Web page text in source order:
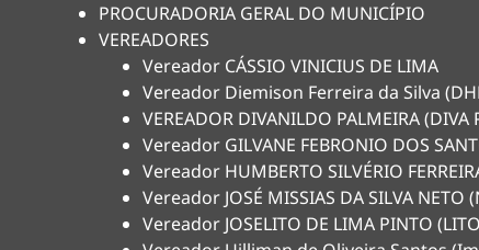
PROCURADORIA GERAL DO MUNICÍPIO
VEREADORES
Vereador CÁSSIO VINICIUS DE LIMA
Vereador Diemison Ferreira da Silva
VEREADOR DIVANILDO PALMEIRA (DIVA
Vereador GILVANE FEBRONIO DOS
Vereador HUMBERTO SILVÉRIO
Vereador JOSÉ MISSIAS DA SILVA NETO
Vereador JOSELITO DE LIMA PINTO